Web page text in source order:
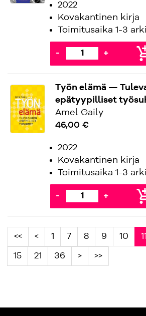
2022
Kovakantinen kirja
Toimitusaika 1-3
- +
Työn elämä —
epätyypilliset
Amel Gaily
46,00 €
2022
Kovakantinen kirja
Toimitusaika 1-3
- +
<< < 1 7 8 9 10 11
15 21 36 > >>